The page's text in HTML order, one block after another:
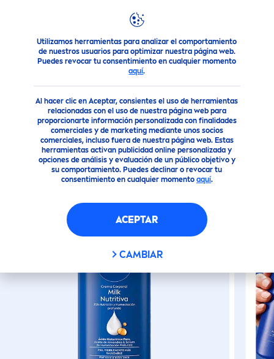
Utilizamos herramientas para analizar el comportamiento
de nuestros usuarios para optimizar nuestra página web.
Puedes revocar tu consentimiento en cualquier momento
aquí.
Al hacer clic en Aceptar, consientes el uso de herramientas
relacionadas con el uso de nuestra página web para
proporcionarte información personalizada con finalidades
comerciales y de marketing mediante unos socios
comerciales, incluso fuera de nuestra página web. Estas
herramientas activan publicidad online personalizada y
opciones de análisis y evaluación de un público objetivo y
su comportamiento. Puedes declinar o revocar tu
consentimiento en cualquier momento aquí.
ACEPTAR
CAMBIAR
Nuestros Productos Cuidado Corporal Cuidado Corporal
(3)
CREMA CORPORAL MILK
NUTRITIVA (100ML)